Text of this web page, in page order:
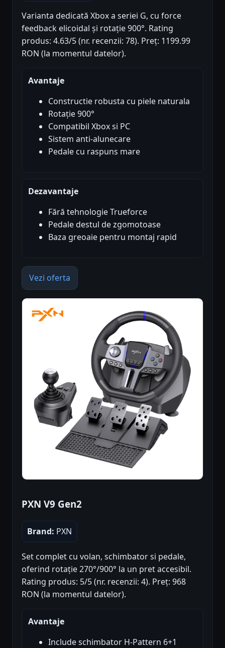
Varianta dedicată Xbox a seriei G, cu force
feedback elicoidal și rotație 900°. Rating
produs: 4.63/5 (nr. recenzii: 78). Preț: 1199.99
RON (la momentul datelor).
Avantaje
Constructie robusta cu piele naturala
Rotație 900°
Compatibil Xbox si PC
Sistem anti-alunecare
Pedale cu raspuns mare
Dezavantaje
Fără tehnologie Trueforce
Pedale destul de zgomotoase
Baza greoaie pentru montaj rapid
Vezi oferta
PXN V9 Gen2
Brand: PXN
Set complet cu volan, schimbator si pedale,
oferind rotație 270°/900° la un pret accesibil.
Rating produs: 5/5 (nr. recenzii: 4). Preț: 968
RON (la momentul datelor).
Avantaje
Include schimbator H-Pattern 6+1